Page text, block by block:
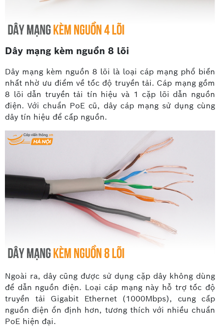
Dây mạng kèm nguồn 8 lõi
Dây mạng kèm nguồn 8 lõi là loại cáp mạng phổ biến
nhất nhờ ưu điểm về tốc độ truyền tải. Cáp mạng gồm
8 lõi dẫn truyền tải tín hiệu và 1 cặp lõi dẫn nguồn
điện. Với chuẩn PoE cũ, dây cáp mạng sử dụng cùng
dây tín hiệu để cấp nguồn.
Ngoài ra, dây cũng được sử dụng cặp dây không dùng
để dẫn nguồn điện. Loại cáp mạng này hỗ trợ tốc độ
truyền tải Gigabit Ethernet (1000Mbps), cung cấp
nguồn điện ổn định hơn, tương thích với nhiều chuẩn
PoE hiện đại.